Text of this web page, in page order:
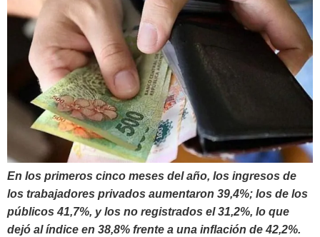
En los primeros cinco meses del año, los ingresos de
los trabajadores privados aumentaron 39,4%; los de los
públicos 41,7%, y los no registrados el 31,2%, lo que
dejó al índice en 38,8% frente a una inflación de 42,2%.